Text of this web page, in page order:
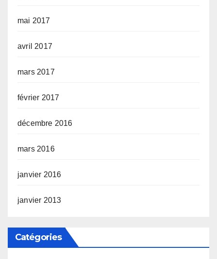
mai 2017
avril 2017
mars 2017
février 2017
décembre 2016
mars 2016
janvier 2016
janvier 2013
Catégories